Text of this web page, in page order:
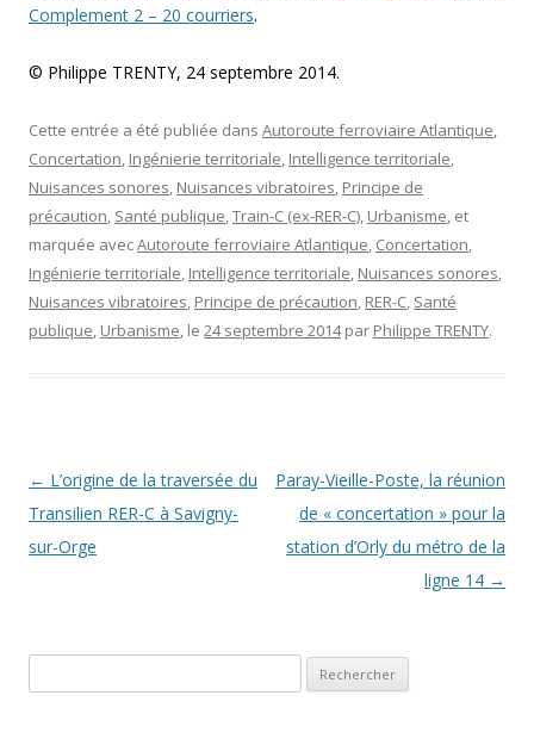
Complement 2 – 20 courriers.
© Philippe TRENTY, 24 septembre 2014.
Cette entrée a été publiée dans Autoroute ferroviaire Atlantique,
Concertation, Ingénierie territoriale, Intelligence territoriale,
Nuisances sonores, Nuisances vibratoires, Principe de
précaution, Santé publique,Train-C (ex-RER-C), Urbanisme, et
marquée avecAutoroute ferroviaire Atlantique, Concertation,
Ingénierie territoriale, Intelligence territoriale, Nuisances sonores,
Nuisances vibratoires, Principe de précaution, RER-C, Santé
publique, Urbanisme, le 24 septembre 2014 par Philippe TRENTY.
Navigation des articles
← L’origine de la traversée du
Transilien RER-C à Savigny-
sur-Orge
Paray-Vieille-Poste, la réunion
de « concertation » pour la
station d’Orly du métro de la
ligne 14 →